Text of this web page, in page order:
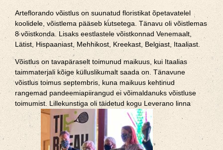
Arteflorando võistlus on suunatud floristikat õpetavatelel
koolidele, võistlema pääseb kutsetega. Tänavu oli võistlemas
8 võistkonda. Lisaks eestlastele võistkonnad Venemaalt,
Lätist, Hispaaniast, Mehhikost, Kreekast, Belgiast, Itaaliast.
Võistlus on tavapäraselt toimunud maikuus, kui Itaalias
taimmaterjali kõige külluslikumalt saada on. Tänavune
võistlus toimus septembris, kuna maikuus kehtinud
rangemad pandeemiapiirangud ei võimaldanuks võistluse
toimumist. Lillekunstiga oli täidetud kogu Leverano linna